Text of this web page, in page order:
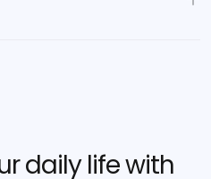
daily life with